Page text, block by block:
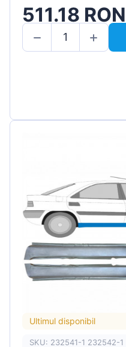
511.18 RON
Ultimul disponibil
SKU: 232541-1 232542-1